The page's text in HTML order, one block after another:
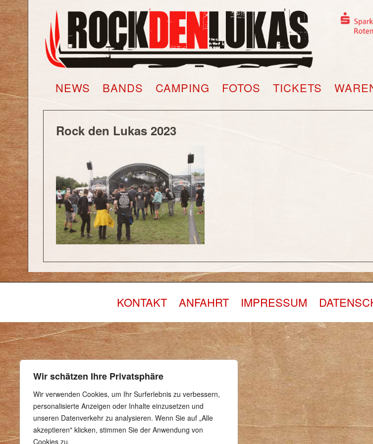
Wir schätzen Ihre Privatsphäre
Wir verwenden Cookies, um Ihr Surferlebnis zu verbessern,
personalisierte Anzeigen oder Inhalte einzusetzen und
unseren Datenverkehr zu analysieren. Wenn Sie auf „Alle
akzeptieren" klicken, stimmen Sie der Anwendung von
Cookies zu.
NEWS
BANDS
CAMPING
FOTOS
TICKETS
WARENKORB
SHOP
NEWS BANDS CAMPING FOTOS TICKETS
Rock den Lukas 2023
KONTAKT ANFAHRT IMPRESSUM